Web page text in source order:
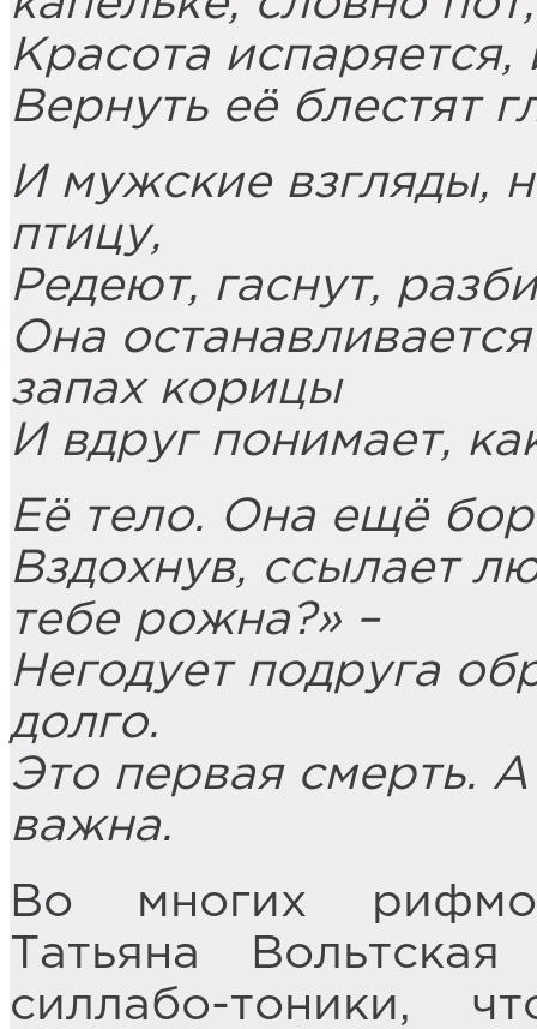
Красота
Вернуть её блестят
И мужские взгляды,
птицу,
Редеют, гаснут,
Она
запах корицы
И вдруг понимает,
Её тело. Она ещё
Вздохнув, ссылает
тебе рожна?» –
Негодует подруга
долго.
Это первая смерть.
важна.
Во многих
Татьяна
силлабо-тоники,